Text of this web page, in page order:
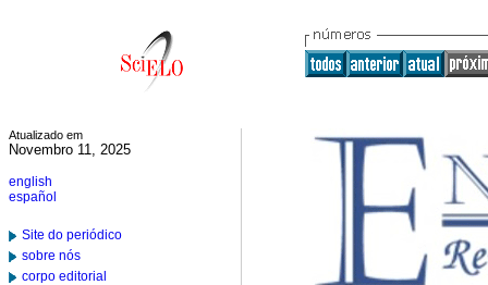
Atualizado em
Novembro 11, 2025
english
español
Site do periódico
sobre nós
corpo editorial